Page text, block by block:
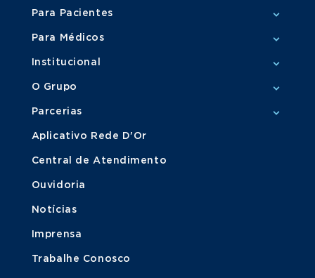
Para Pacientes
Para Médicos
Institucional
O Grupo
Parcerias
Aplicativo Rede D'Or
Central de Atendimento
Ouvidoria
Notícias
Imprensa
Trabalhe Conosco